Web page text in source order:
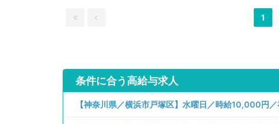
1
条件に合う高給与求人